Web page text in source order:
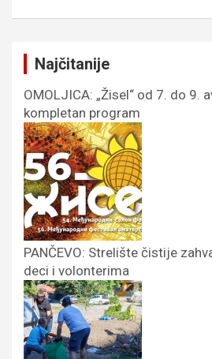
Najčitanije
OMOLJICA: „Žisel“ od 7. do 9.
kompletan program
PANČEVO: Strelište čistije
deci i volonterima